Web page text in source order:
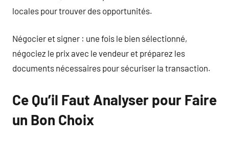
locales pour trouver des opportunités.
Négocier et signer : une fois le bien sélectionné,
négociez le prix avec le vendeur et préparez les
documents nécessaires pour sécuriser la transaction.
Ce Qu’il Faut Analyser pour Faire
un Bon Choix